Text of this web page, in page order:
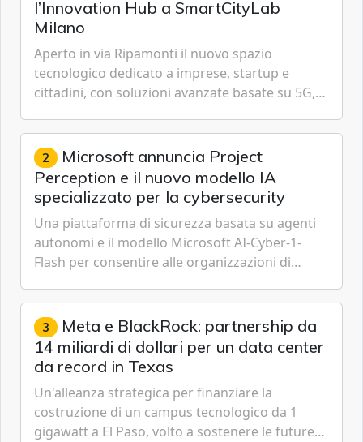
l’Innovation Hub a SmartCityLab
Milano
Aperto in via Ripamonti il nuovo spazio
tecnologico dedicato a imprese, startup e
cittadini, con soluzioni avanzate basate su 5G,
Cybersecurity.
2 Microsoft annuncia Project
Perception e il nuovo modello IA
specializzato per la cybersecurity
Una piattaforma di sicurezza basata su agenti
autonomi e il modello Microsoft AI-Cyber-1-
Flash per consentire alle organizzazioni di
gestione continua del rischio.
3 Meta e BlackRock: partnership da
14 miliardi di dollari per un data center
da record in Texas
Un'alleanza strategica per finanziare la
costruzione di un campus tecnologico da 1
gigawatt a El Paso, volto a sostenere le future